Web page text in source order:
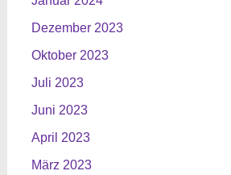
Dezember 2023
Oktober 2023
Juli 2023
Juni 2023
April 2023
März 2023